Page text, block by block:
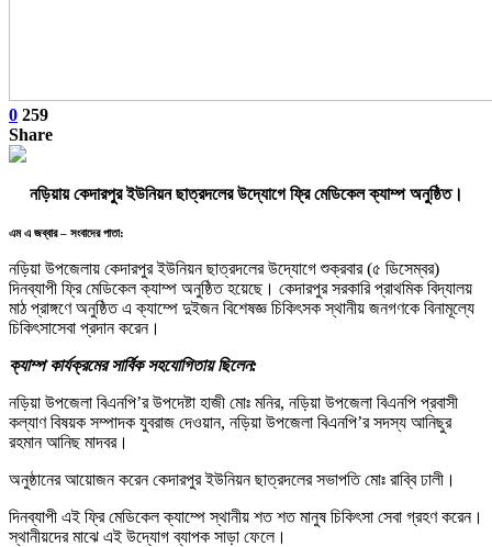
0 259
Share
নড়িয়ায় কেদারপুর ইউনিয়ন ছাত্রদলের উদ্যোগে ফ্রি মেডিকেল ক্যাম্প অনুষ্ঠিত।
এম এ জব্বার – সংবাদের পাতা:
নড়িয়া উপজেলায় কেদারপুর ইউনিয়ন ছাত্রদলের উদ্যোগে শুক্রবার (৫ ডিসেম্বর)
দিনব্যাপী ফ্রি মেডিকেল ক্যাম্প অনুষ্ঠিত হয়েছে। কেদারপুর সরকারি প্রাথমিক বিদ্যালয়
মাঠ প্রাঙ্গণে অনুষ্ঠিত এ ক্যাম্পে দুইজন বিশেষজ্ঞ চিকিৎসক স্থানীয় জনগণকে বিনামূল্যে
চিকিৎসাসেবা প্রদান করেন।
ক্যাম্প কার্যক্রমের সার্বিক সহযোগিতায় ছিলেন:
নড়িয়া উপজেলা বিএনপি’র উপদেষ্টা হাজী মোঃ মনির, নড়িয়া উপজেলা বিএনপি প্রবাসী
কল্যাণ বিষয়ক সম্পাদক যুবরাজ দেওয়ান, নড়িয়া উপজেলা বিএনপি’র সদস্য আনিছুর
রহমান আনিছ মাদবর।
অনুষ্ঠানের আয়োজন করেন কেদারপুর ইউনিয়ন ছাত্রদলের সভাপতি মোঃ রাব্বি ঢালী।
দিনব্যাপী এই ফ্রি মেডিকেল ক্যাম্পে স্থানীয় শত শত মানুষ চিকিৎসা সেবা গ্রহণ করেন।
স্থানীয়দের মাঝে এই উদ্যোগ ব্যাপক সাড়া ফেলে।